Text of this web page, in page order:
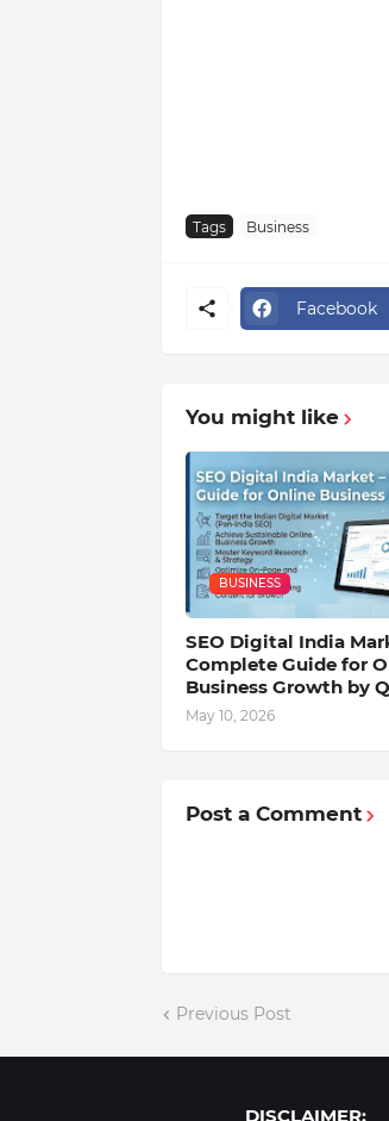
Tags Business
Facebook
You might like
BUSINESS
SEO Digital India
Complete Guide for
Business Growth by
May 10, 2026
Post a Comment
Previous Post
DISCLAIMER: